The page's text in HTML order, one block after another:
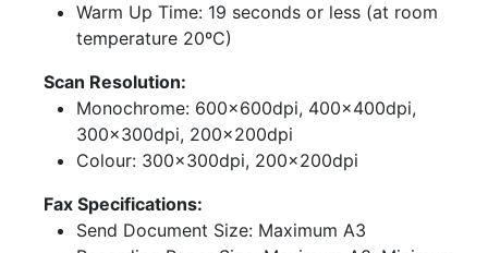
Warm Up Time: 19 seconds or less (at room
temperature 20ºC)
Scan Resolution:
Monochrome: 600x600dpi, 400x400dpi,
300x300dpi, 200x200dpi
Colour: 300x300dpi, 200x200dpi
Fax Specifications:
Send Document Size: Maximum A3